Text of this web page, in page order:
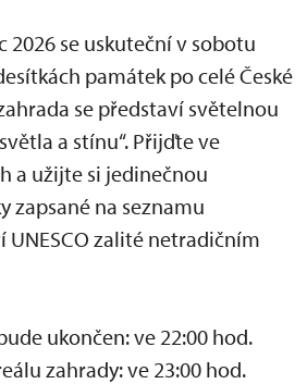
2026 se uskuteční v sobotu
památek po celé České
se představí světelnou
a stínu“. Přijďte ve
a užijte si jedinečnou
zapsané na seznamu
zalité netradičním
ukončen: ve 22:00 hod.
zahrady: ve 23:00 hod.